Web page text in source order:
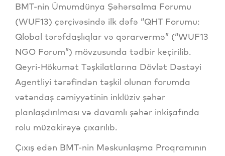
BMT-nin Ümumdünya Şəhərsalma Forumu
(WUF13) çərçivəsində ilk dəfə “QHT Forumu:
Qlobal tərəfdaşlıqlar və qərarvermə” (“WUF13
NGO Forum”) mövzusunda tədbir keçirilib.
Qeyri-Hökumət Təşkilatlarına Dövlət Dəstəyi
Agentliyi tərəfindən təşkil olunan forumda
vətəndaş cəmiyyətinin inklüziv şəhər
planlaşdırılması və davamlı şəhər inkişafında
rolu müzakirəyə çıxarılıb.
Çıxış edən BMT-nin Məskunlaşma Proqramının